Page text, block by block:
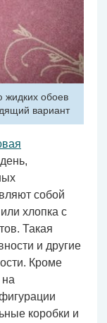
жидких обоев
вариант
собой
хлопка с
Такая
и другие
Кроме
коробки и